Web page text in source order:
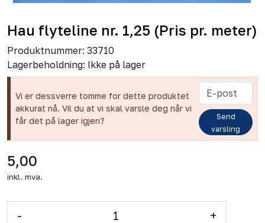
Hau flyteline nr. 1,25 (Pris pr. meter)
Produktnummer: 33710
Lagerbeholdning: Ikke på lager
Vi er dessverre tomme for dette produktet
akkurat nå. Vil du at vi skal varsle deg når vi
får det på lager igjen?
Send
varsling
5,00
inkl. mva.
- +